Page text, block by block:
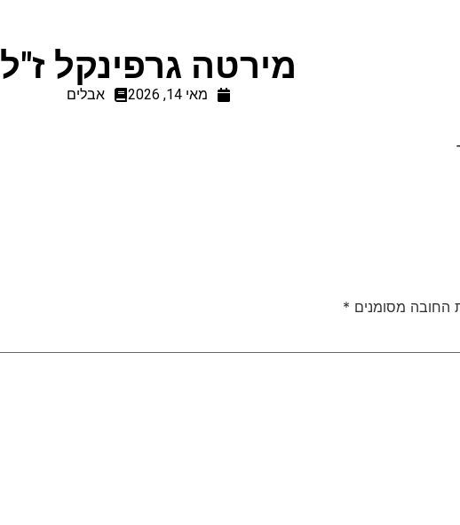
מירטה גרפינקל ז"ל
מאי 14, 2026
אבלים
החובה מסומנים *